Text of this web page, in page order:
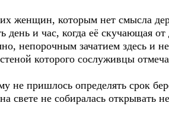
женщин, которым нет смысла
день и час, когда её скучающая
непорочным зачатием здесь и
которого сослуживцы
не пришлось определять срок
свете не собиралась открывать